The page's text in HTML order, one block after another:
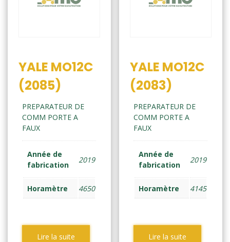
YALE MO12C
(2085)
PREPARATEUR DE
COMM PORTE A
FAUX
Année de
fabrication
2019
Horamètre 4650
Lire la suite
YALE MO12C
(2083)
PREPARATEUR DE
COMM PORTE A
FAUX
Année de
fabrication
2019
Horamètre 4145
Lire la suite